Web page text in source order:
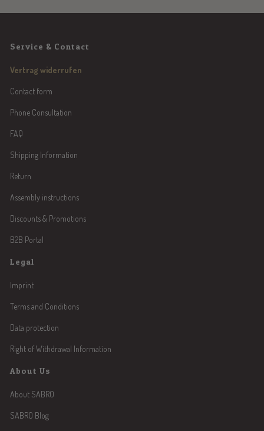
Service & Contact
Vertrag widerrufen
Contact form
Phone Consultation
FAQ
Shipping Information
Return
Assembly instructions
Discounts & Promotions
B2B Portal
Legal
Imprint
Terms and Conditions
Data protection
Right of Withdrawal Information
About Us
About SABRO
SABRO Blog